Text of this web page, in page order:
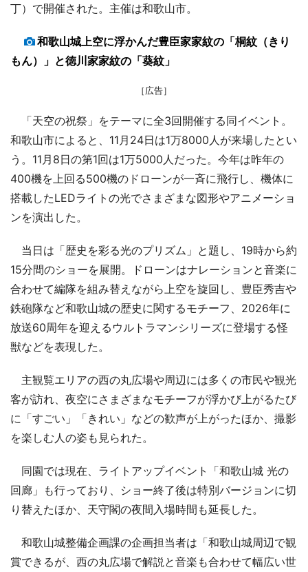
丁）で開催された。主催は和歌山市。
和歌山城上空に浮かんだ豊臣家家紋の「桐紋（きり
もん）」と徳川家家紋の「葵紋」
［広告］
「天空の祝祭」をテーマに全3回開催する同イベント。
和歌山市によると、11月24日は1万8000人が来場したとい
う。11月8日の第1回は1万5000人だった。今年は昨年の
400機を上回る500機のドローンが一斉に飛行し、機体に
搭載したLEDライトの光でさまざまな図形やアニメーショ
ンを演出した。
当日は「歴史を彩る光のプリズム」と題し、19時から約
15分間のショーを展開。ドローンはナレーションと音楽に
合わせて編隊を組み替えながら上空を旋回し、豊臣秀吉や
鉄砲隊など和歌山城の歴史に関するモチーフ、2026年に
放送60周年を迎えるウルトラマンシリーズに登場する怪
獣などを表現した。
主観覧エリアの西の丸広場や周辺には多くの市民や観光
客が訪れ、夜空にさまざまなモチーフが浮かび上がるたび
に「すごい」「きれい」などの歓声が上がったほか、撮影
を楽しむ人の姿も見られた。
同園では現在、ライトアップイベント「和歌山城 光の
回廊」も行っており、ショー終了後は特別バージョンに切
り替えたほか、天守閣の夜間入場時間も延長した。
和歌山城整備企画課の企画担当者は「和歌山城周辺で観
賞できるが、西の丸広場で解説と音楽も合わせて幅広い世